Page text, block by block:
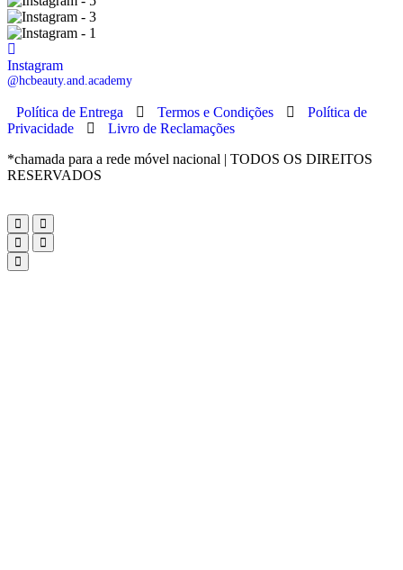
Instagram
@hcbeauty.and.academy
Política de Entrega Termos e Condições
Política de
Privacidade
Livro de Reclamações
*chamada para a rede móvel nacional | TODOS OS DIREITOS
RESERVADOS